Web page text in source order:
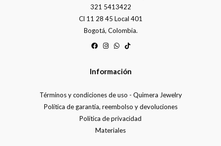
321 5413422
Cl 11 28 45 Local 401
Bogotá, Colombia.
Información
Términos y condiciones de uso - Quimera Jewelry
Política de garantía, reembolso y devoluciones
Política de privacidad
Materiales